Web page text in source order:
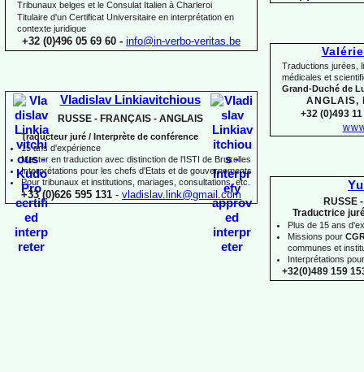
Traductions jurées,
médicales et
Grand-Duché de
ANGLAIS,
+32 (0)493
RUSSE -
Traductrice
Plus de 15 ans
Missions pour
communes et
Interprétations
+32(0)489 159
Tribunaux belges et le Consulat Italien à Charleroi
Titulaire d'un Certificat Universitaire en interprétation en
contexte juridique
+32 (0)496 05 69 60 - info@in-verbo-veritas.be
Vladislav Linkiavitchious
RUSSE -FRANÇAIS -ANGLAIS
Traducteur juré / Interprète de conférence
15 ans d'expérience
Master en traduction avec distinction de l'ISTI de Bruxelles
Interprétations pour les chefs d'Etats et de gouvernements
Pour tribunaux et institutions , mariages, consultations, etc.
+33 (0)626 595 131 - vladislav.link@gmail.com